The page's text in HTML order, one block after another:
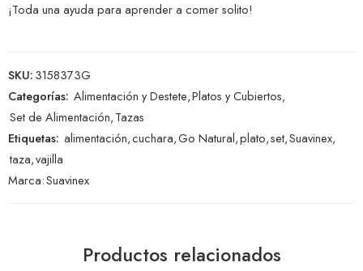
¡Toda una ayuda para aprender a comer solito!
SKU:3158373G
Categorías: Alimentación y Destete,Platos y Cubiertos,
Set de Alimentación,Tazas
Etiquetas: alimentación,cuchara,Go Natural,plato,set,Suavinex,
taza,vajilla
Marca:Suavinex
Productos relacionados